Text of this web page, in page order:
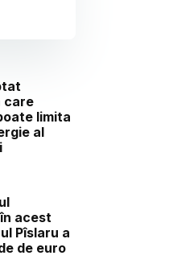
care
limita
al
acest
Pîslaru a
de euro